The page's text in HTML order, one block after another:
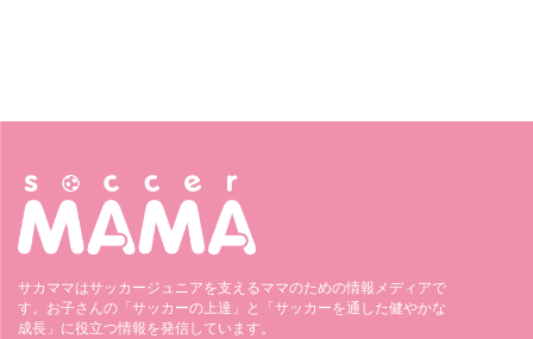
サカママはサッカージュニアを支えるママのための情報メディアで
す。お子さんの「サッカーの上達」と「サッカーを通した健やかな
成長」に役立つ情報を発信しています。